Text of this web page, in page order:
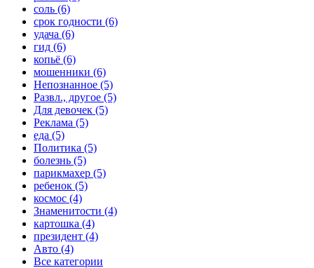
соль (6)
срок годности (6)
удача (6)
гид (6)
копьё (6)
мошенники (6)
Непознанное (5)
Развл., другое (5)
Для девочек (5)
Реклама (5)
еда (5)
Политика (5)
болезнь (5)
парикмахер (5)
ребенок (5)
космос (4)
Знаменитости (4)
картошка (4)
президент (4)
Авто (4)
Все категории